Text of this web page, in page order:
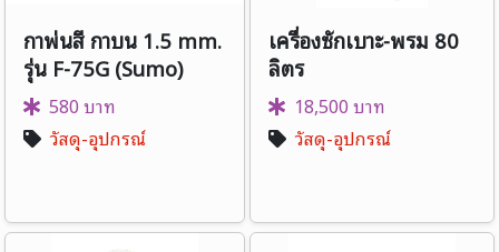
กาพ่นสี กาบน 1.5 mm.
รุ่น F-75G (Sumo)
580 บาท
วัสดุ-อุปกรณ์
เครื่องซักเบาะ-พรม 80
ลิตร
18,500 บาท
วัสดุ-อุปกรณ์